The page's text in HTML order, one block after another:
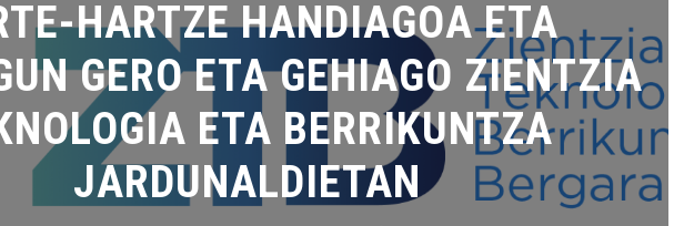
HARTZE HANDIAGOA ETA
GERO ETA GEHIAGO ZIENTZIA
ETA BERRIKUNTZA
JARDUNALDIETAN